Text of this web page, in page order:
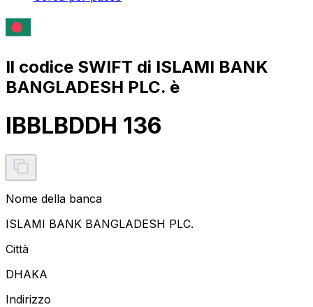
Il codice SWIFT di ISLAMI BANK
BANGLADESH PLC. è
IBBLBDDH 136
Nome della banca
ISLAMI BANK BANGLADESH PLC.
Città
DHAKA
Indirizzo